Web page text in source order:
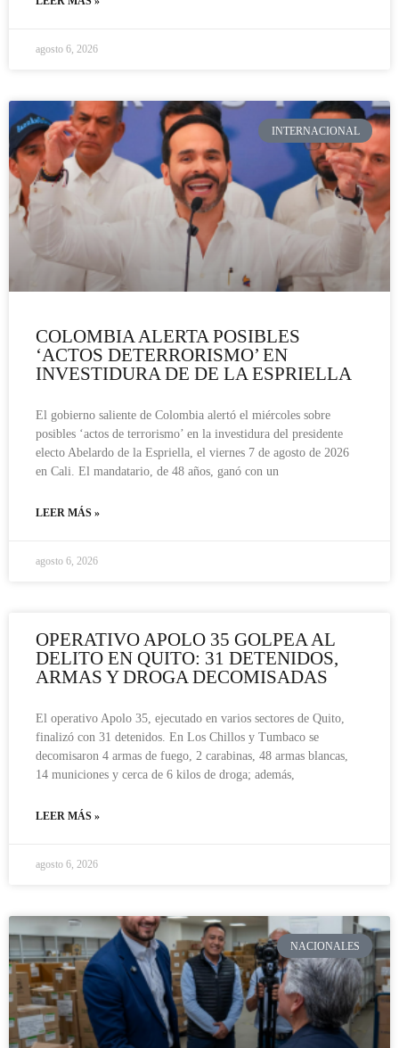
agosto 6, 2026
INTERNACIONAL
COLOMBIA ALERTA POSIBLES
‘ACTOS DETERRORISMO’ EN
INVESTIDURA DE DE LA ESPRIELLA
El gobierno saliente de Colombia alertó el miércoles sobre
posibles ‘actos de terrorismo’ en la investidura del presidente
electo Abelardo de la Espriella, el viernes 7 de agosto de 2026
en Cali. El mandatario, de 48 años, ganó con un
LEER MÁS »
agosto 6, 2026
OPERATIVO APOLO 35 GOLPEA AL
DELITO EN QUITO: 31 DETENIDOS,
ARMAS Y DROGA DECOMISADAS
El operativo Apolo 35, ejecutado en varios sectores de Quito,
finalizó con 31 detenidos. En Los Chillos y Tumbaco se
decomisaron 4 armas de fuego, 2 carabinas, 48 armas blancas,
14 municiones y cerca de 6 kilos de droga; además,
LEER MÁS »
agosto 6, 2026
NACIONALES